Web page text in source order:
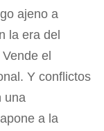
ajeno a
la era del
el
Y conflictos
una
a la